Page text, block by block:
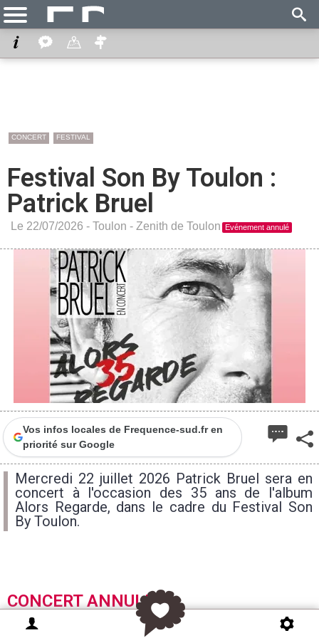
CONCERT FESTIVAL
Festival Son By Toulon :
Patrick Bruel
Le 22/07/2026 - Toulon - Zenith de Toulon Evénement annulé
Vos infos locales de Frequence-sud.fr en
priorité sur Google
Mercredi 22 juillet 2026 Patrick Bruel sera en
concert à l'occasion des 35 ans de l'album
Alors Regarde, dans le cadre du Festival Son
By Toulon.
CONCERT ANNULE